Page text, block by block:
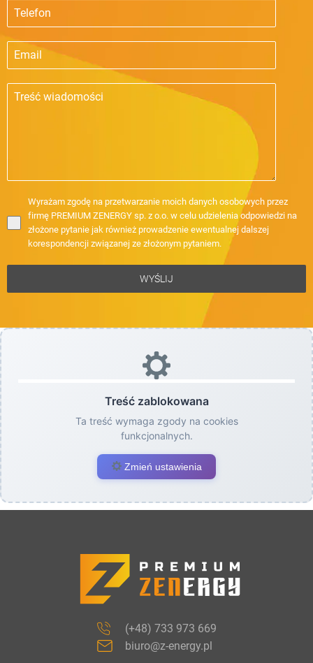
Wyrażam zgodę na przetwarzanie moich danych osobowych przez
firmę PREMIUM ZENERGY sp. z o.o. w celu udzielenia odpowiedzi na
złożone pytanie jak również prowadzenie ewentualnej dalszej
korespondencji związanej ze złożonym pytaniem.
WYŚLIJ
Treść zablokowana
Ta treść wymaga zgody na cookies
funkcjonalnych.
Zmień ustawienia
(+48) 733 973 669
biuro@z-energy.pl